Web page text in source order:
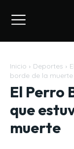
Inicio Deportes
borde de la muerte
El Perro
que
muerte